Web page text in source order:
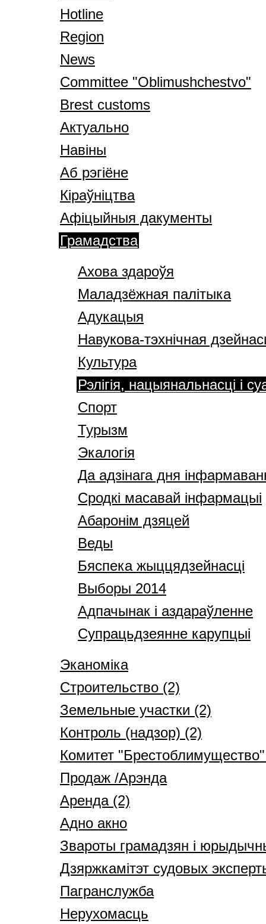
Hotline
Region
News
Committee "Oblimushchestvo"
Brest customs
Актуально
Навіны
Аб рэгіёне
Кіраўніцтва
Афіцыйныя дакументы
Грамадства
Ахова здароўя
Маладзёжная палітыка
Адукацыя
Навукова-тэхнічная
Культура
Рэлігія, нацыянальнасці і
Спорт
Турызм
Экалогія
Да адзінага дня
Сродкі масавай інфармацыі
Абаронім дзяцей
Веды
Бяспека жыццядзейнасці
Выборы 2014
Адпачынак і аздараўленне
Супрацьдзеянне карупцыі
Эканоміка
Строительство (2)
Земельные участки (2)
Контроль (надзор) (2)
Комитет
Продаж /Арэнда
Аренда (2)
Адно акно
Звароты грамадзян і
Дзяржкамітэт судовых
Пагранслужба
Нерухомасць